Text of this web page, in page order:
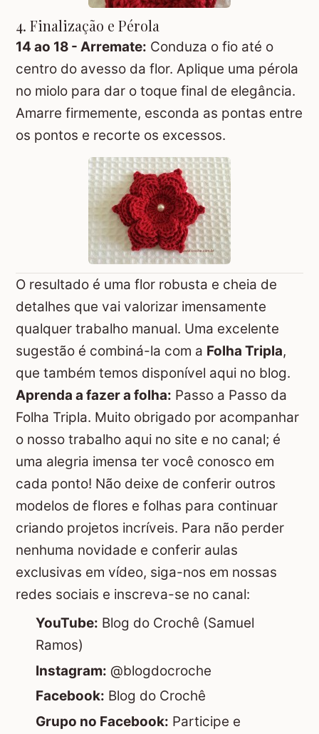
4. Finalização e Pérola
14 ao 18 - Arremate: Conduza o fio até o
centro do avesso da flor. Aplique uma pérola
no miolo para dar o toque final de elegância.
Amarre firmemente, esconda as pontas entre
os pontos e recorte os excessos.
O resultado é uma flor robusta e cheia de
detalhes que vai valorizar imensamente
qualquer trabalho manual. Uma excelente
sugestão é combiná-la com a Folha Tripla,
que também temos disponível aqui no blog.
Aprenda a fazer a folha: Passo a Passo da
Folha Tripla. Muito obrigado por acompanhar
o nosso trabalho aqui no site e no canal; é
uma alegria imensa ter você conosco em
cada ponto! Não deixe de conferir outros
modelos de flores e folhas para continuar
criando projetos incríveis. Para não perder
nenhuma novidade e conferir aulas
exclusivas em vídeo, siga-nos em nossas
redes sociais e inscreva-se no canal:
YouTube: Blog do Crochê (Samuel
Ramos)
Instagram: @blogdocroche
Facebook: Blog do Crochê
Grupo no Facebook: Participe e